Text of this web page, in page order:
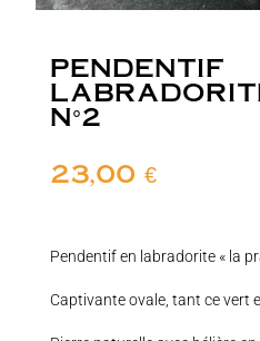
PENDENTIF
N°2
23,00 €
Pendentif en labradorite « la
Captivante ovale, tant ce vert